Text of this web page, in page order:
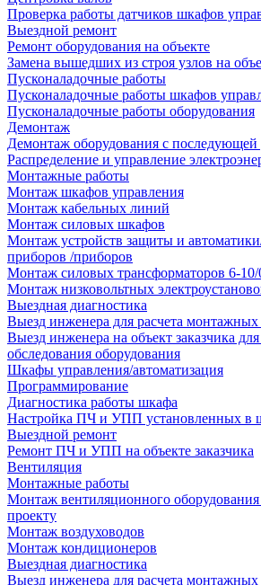
Проверка работы датчиков шкафов
Выездной ремонт
Ремонт оборудования на объекте
Замена вышедших из строя узлов на
Пусконаладочные работы
Пусконаладочные работы шкафов
Пусконаладочные работы оборудования
Демонтаж
Демонтаж оборудования с последующей
Распределение и управление
Монтажные работы
Монтаж шкафов управления
Монтаж кабельных линий
Монтаж силовых шкафов
Монтаж устройств защиты и
приборов /приборов
Монтаж силовых трансформаторов 6-
Монтаж низковольтных
Выездная диагностика
Выезд инженера для расчета монтажных
Выезд инженера на объект заказчика
обследования оборудования
Шкафы управления/автоматизация
Программирование
Диагностика работы шкафа
Настройка ПЧ и УПП установленных в
Выездной ремонт
Ремонт ПЧ и УПП на объекте заказчика
Вентиляция
Монтажные работы
Монтаж вентиляционного
проекту
Монтаж воздуховодов
Монтаж кондиционеров
Выездная диагностика
Выезд инженера для расчета монтажных